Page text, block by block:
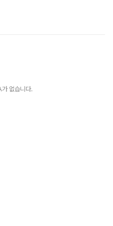
없습니다.